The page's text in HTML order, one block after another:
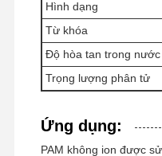
Hình dạng
Từ khóa
Độ hòa tan trong nước
Trọng lượng phân tử
Ứng dụng:
PAM không ion được